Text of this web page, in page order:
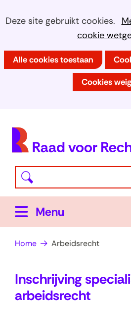
Cookies
Deze site gebruikt cookies.
cookie
Hier
het
gebruik
website
worden
toegestaan
Alle cookies toestaan
Cookies
de
Waar
bent
naar
op
zoek?
Menu
Home Arbeidsrecht
Inschrijving
arbeidsrecht